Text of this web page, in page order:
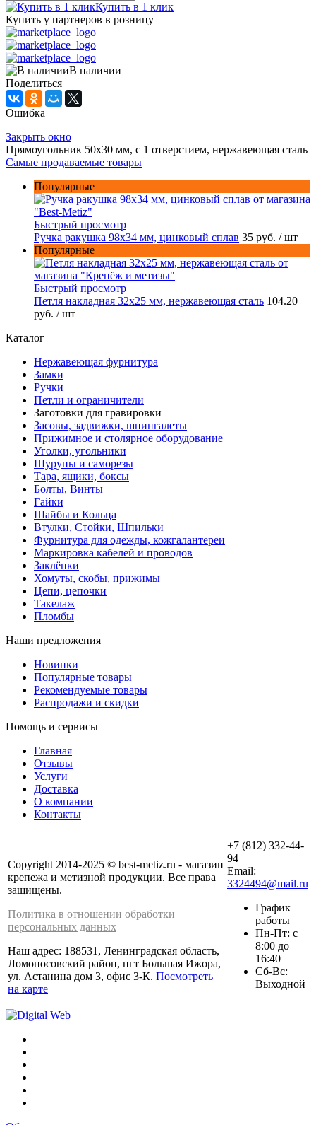
Купить в 1 клик
Купить у партнеров в розницу
В наличии
Поделиться
Ошибка
Закрыть окно
Прямоугольник 50x30 мм, с 1 отверстием, нержавеющая сталь
Самые продаваемые товары
Популярные
Быстрый просмотр
Ручка ракушка 98x34 мм, цинковый сплав 35 руб. / шт
Популярные
Быстрый просмотр
Петля накладная 32х25 мм, нержавеющая сталь 104.20
руб. / шт
Каталог
Нержавеющая фурнитура
Замки
Ручки
Петли и ограничители
Заготовки для гравировки
Засовы, задвижки, шпингалеты
Прижимное и столярное оборудование
Уголки, угольники
Шурупы и саморезы
Тара, ящики, боксы
Болты, Винты
Гайки
Шайбы и Кольца
Втулки, Стойки, Шпильки
Фурнитура для одежды, кожгалантереи
Маркировка кабелей и проводов
Заклёпки
Хомуты, скобы, прижимы
Цепи, цепочки
Такелаж
Пломбы
Наши предложения
Новинки
Популярные товары
Рекомендуемые товары
Распродажи и скидки
Помощь и сервисы
Главная
Отзывы
Услуги
Доставка
О компании
Контакты
Copyright 2014-2025 © best-metiz.ru - магазин
крепежа и метизной продукции. Все права
защищены.
Политика в отношении обработки
персональных данных
Наш адрес: 188531, Ленинградская область,
Ломоносовский район, пгт Большая Ижора,
ул. Астанина дом 3, офис 3-К. Посмотреть
на карте
+7 (812) 332-44-
94
Email:
3324494@mail.ru
График
работы
Пн-Пт: с
8:00 до
16:40
Сб-Вс:
Выходной